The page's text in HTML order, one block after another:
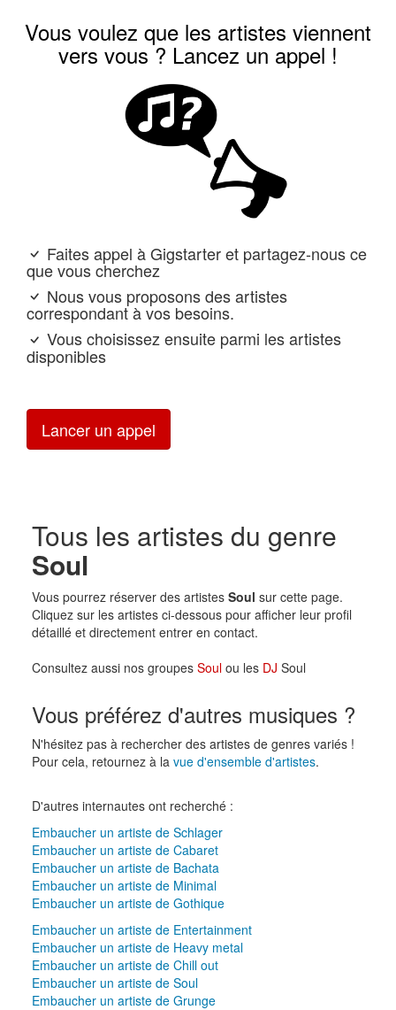
Vous voulez que les artistes viennent
vers vous ? Lancez un appel !
Faites appel à Gigstarter et partagez-nous ce
que vous cherchez
Nous vous proposons des artistes
correspondant à vos besoins.
Vous choisissez ensuite parmi les artistes
disponibles
Lancer un appel
Tous les artistes du genre
Soul
Vous pourrez réserver des artistes Soul sur cette page.
Cliquez sur les artistes ci-dessous pour afficher leur profil
détaillé et directement entrer en contact.
Consultez aussi nos groupes Soulou les DJ Soul
Vous préférez d'autres musiques ?
N'hésitez pas à rechercher des artistes de genres variés !
Pour cela, retournez à la vue d'ensemble d'artistes.
D'autres internautes ont recherché :
Embaucher un artiste de Schlager
Embaucher un artiste de Cabaret
Embaucher un artiste de Bachata
Embaucher un artiste de Minimal
Embaucher un artiste de Gothique
Embaucher un artiste de Entertainment
Embaucher un artiste de Heavy metal
Embaucher un artiste de Chill out
Embaucher un artiste de Soul
Embaucher un artiste de Grunge